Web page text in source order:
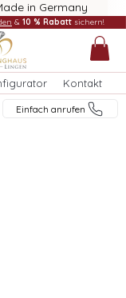
in Germany
Kontakt
Einfach anrufen
& 10 % Rabatt sichern!